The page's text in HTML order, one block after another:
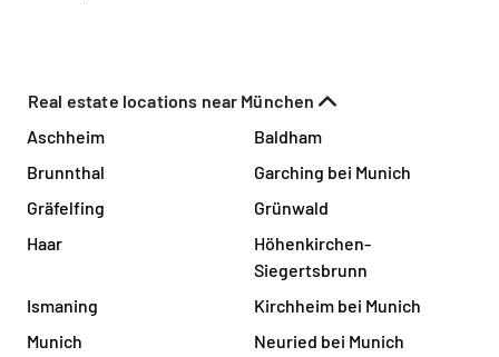
Real estate locations near München
Aschheim
Baldham
Brunnthal
Garching bei Munich
Gräfelfing
Grünwald
Haar
Höhenkirchen-
Siegertsbrunn
Ismaning
Kirchheim bei Munich
Munich
Neuried bei Munich